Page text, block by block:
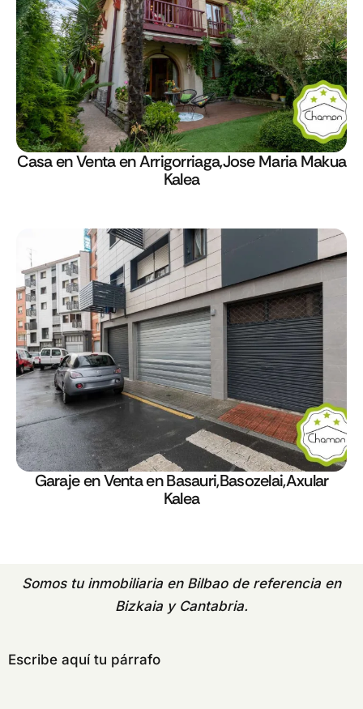
Casa en Venta en Arrigorriaga,Jose Maria Makua
Kalea
Garaje en Venta en Basauri,Basozelai,Axular
Kalea
Somos tu inmobiliaria en Bilbaode referencia en
Bizkaia y Cantabria.
Escribe aquí tu párrafo